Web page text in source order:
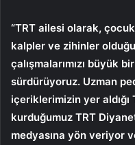
“TRT ailesi olarak,
kalpler ve zihinler
çalışmalarımızı büyük
sürdürüyoruz. Uzman
içeriklerimizin yer
kurduğumuz TRT
medyasına yön veriyor